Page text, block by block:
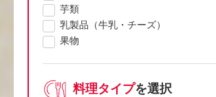
芋類
乳製品（牛乳・チーズ）
果物
料理タイプを選択